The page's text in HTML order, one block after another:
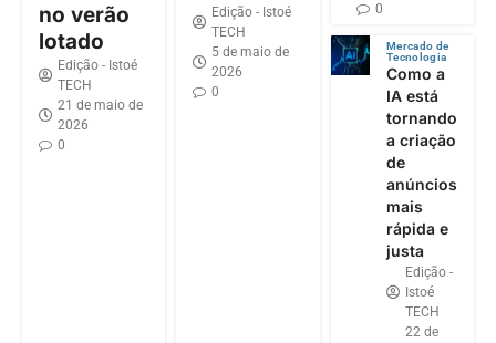
no verão
lotado
Edição - Istoé
TECH
21 de maio de
2026
0
Edição - Istoé
TECH
5 de maio de
2026
0
0
Mercado de
Tecnologia
Como a
IA está
tornando
a criação
de
anúncios
mais
rápida e
justa
Edição -
Istoé
TECH
22 de